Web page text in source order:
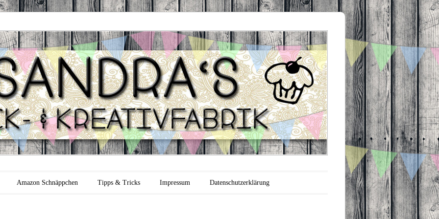
Backfabrik
Amazon Schnäppchen Tipps & Tricks Impressum Datenschutzerklärung